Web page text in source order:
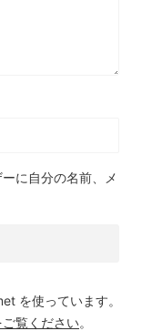
に自分の名前、メ
を使っています。
覧ください。